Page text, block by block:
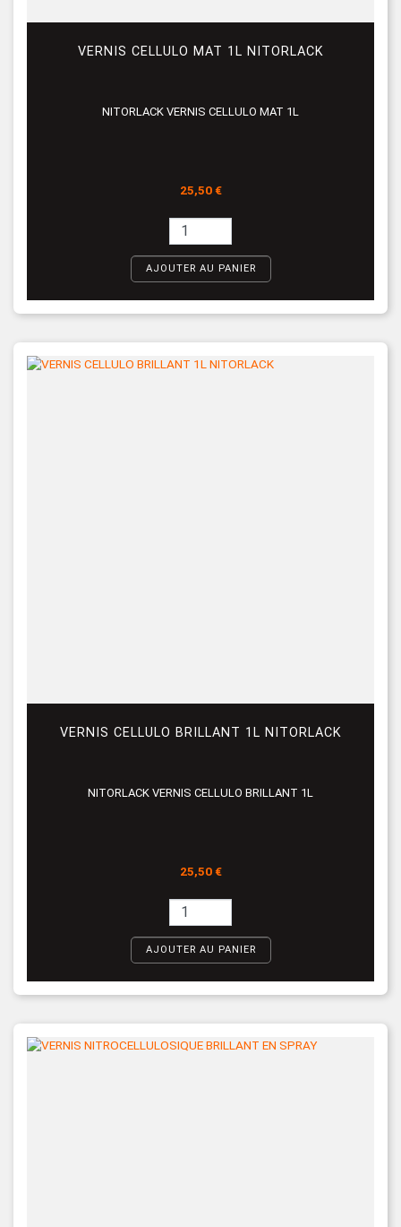
VERNIS CELLULO MAT 1L NITORLACK
NITORLACK VERNIS CELLULO MAT 1L
Prix
25,50 €
AJOUTER AU PANIER
VERNIS CELLULO BRILLANT 1L NITORLACK
NITORLACK VERNIS CELLULO BRILLANT 1L
Prix
25,50 €
AJOUTER AU PANIER